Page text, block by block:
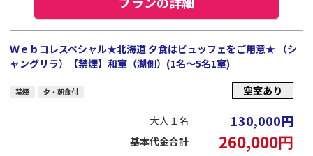
Ｗｅｂコレスペシャル★北海道 夕食はビュッフェをご用意★ （シ
ャングリラ）【禁煙】和室（湖側）(1名～5名1室)
禁煙 夕・朝食付 空室あり
大人１名 130,000円
基本代金合計 260,000円